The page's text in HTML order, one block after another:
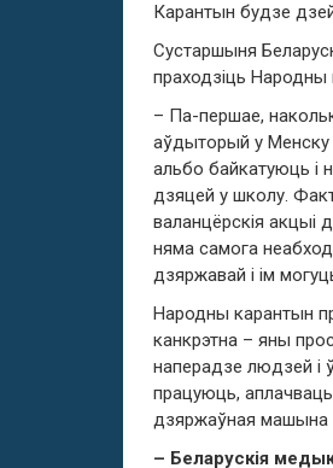
Карантын будзе
Сустаршыня
праходзіць Народны
– Па-першае,
аўдыторый у Менску
альбо байкатуюць і
дзяцей у школу.
валанцёрскія акцыі
няма самога
дзяржавай і ім
Народны карантын
канкрэтна – яны
наперадзе людзей і
працуюць,
дзяржаўная машына
– Беларускія